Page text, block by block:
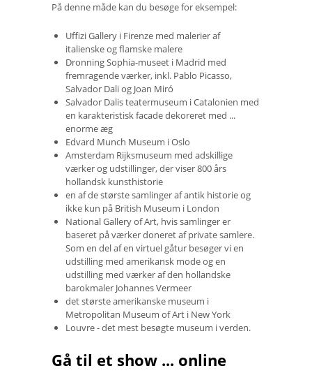
På denne måde kan du besøge for eksempel:
Uffizi Gallery i Firenze med malerier af
italienske og flamske malere
Dronning Sophia-museet i Madrid med
fremragende værker, inkl. Pablo Picasso,
Salvador Dali og Joan Miró
Salvador Dalis teatermuseum i Catalonien med
en karakteristisk facade dekoreret med ...
enorme æg
Edvard Munch Museum i Oslo
Amsterdam Rijksmuseum med adskillige
værker og udstillinger, der viser 800 års
hollandsk kunsthistorie
en af ​​de største samlinger af antik historie og
ikke kun på British Museum i London
National Gallery of Art, hvis samlinger er
baseret på værker doneret af private samlere.
Som en del af en virtuel gåtur besøger vi en
udstilling med amerikansk mode og en
udstilling med værker af den hollandske
barokmaler Johannes Vermeer
det største amerikanske museum i
Metropolitan Museum of Art i New York
Louvre - det mest besøgte museum i verden.
Gå til et show ... online